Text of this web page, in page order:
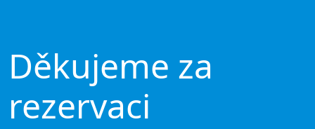
Děkujeme za
rezervaci